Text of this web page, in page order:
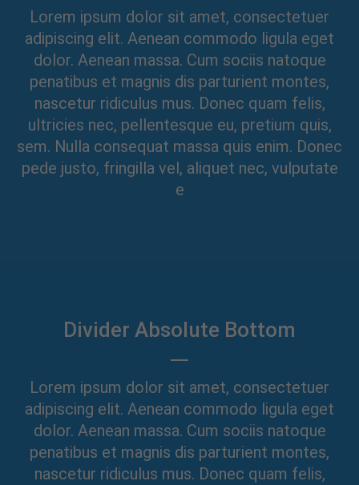
Lorem ipsum dolor sit amet, consectetuer
adipiscing elit. Aenean commodo ligula eget
dolor. Aenean massa. Cum sociis natoque
penatibus et magnis dis parturient montes,
nascetur ridiculus mus. Donec quam felis,
ultricies nec, pellentesque eu, pretium quis,
sem. Nulla consequat massa quis enim. Donec
pede justo, fringilla vel, aliquet nec, vulputate
e
Divider Absolute Bottom
Lorem ipsum dolor sit amet, consectetuer
adipiscing elit. Aenean commodo ligula eget
dolor. Aenean massa. Cum sociis natoque
penatibus et magnis dis parturient montes,
nascetur ridiculus mus. Donec quam felis,